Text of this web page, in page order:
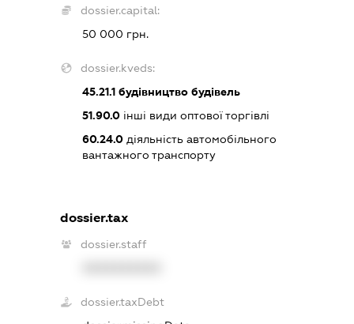
dossier.capital:
50 000 грн.
dossier.kveds:
45.21.1будівництво будівель
51.90.0інші види оптової торгівлі
60.24.0діяльність автомобільного
вантажного транспорту
dossier.tax
dossier.staff
dossier.taxDebt